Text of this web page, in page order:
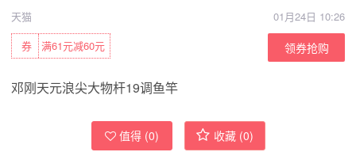
天猫
01月24日 10:26
满61元减60元
券 领券抢购
邓刚天元浪尖大物杆19调鱼竿
值得 (0) 收藏 (0)